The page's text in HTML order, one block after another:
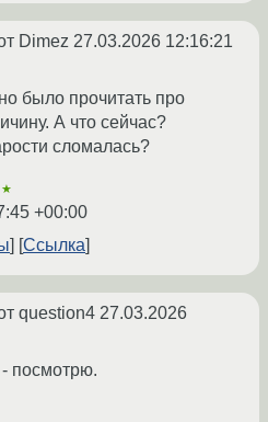
Dimez 27.03.2026 12:16:21
было прочитать про
А что сейчас?
сломалась?
+00:00
Ссылка
question4 27.03.2026
посмотрю.